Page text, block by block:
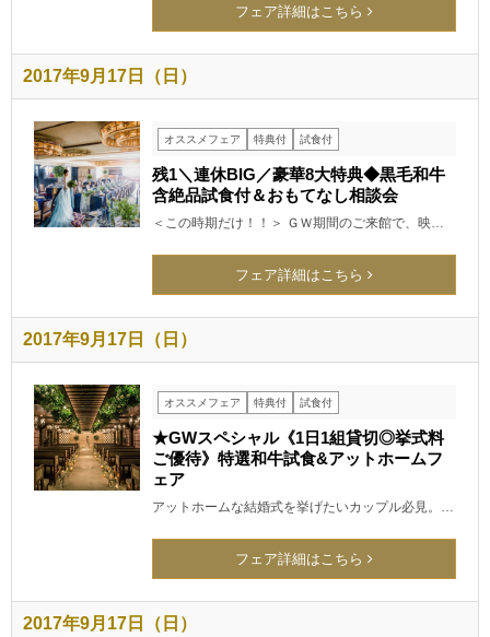
フェア詳細はこちら
2017年9月17日（日）
オススメフェア 特典付 試食付
残1＼連休BIG／豪華8大特典◆黒毛和牛
含絶品試食付＆おもてなし相談会
＜この時期だけ！！＞ ＧＷ期間のご来館で、映…
フェア詳細はこちら
2017年9月17日（日）
オススメフェア 特典付 試食付
★GWスペシャル《1日1組貸切◎挙式料
ご優待》特選和牛試食&アットホームフ
ェア
アットホームな結婚式を挙げたいカップル必見。…
フェア詳細はこちら
2017年9月17日（日）